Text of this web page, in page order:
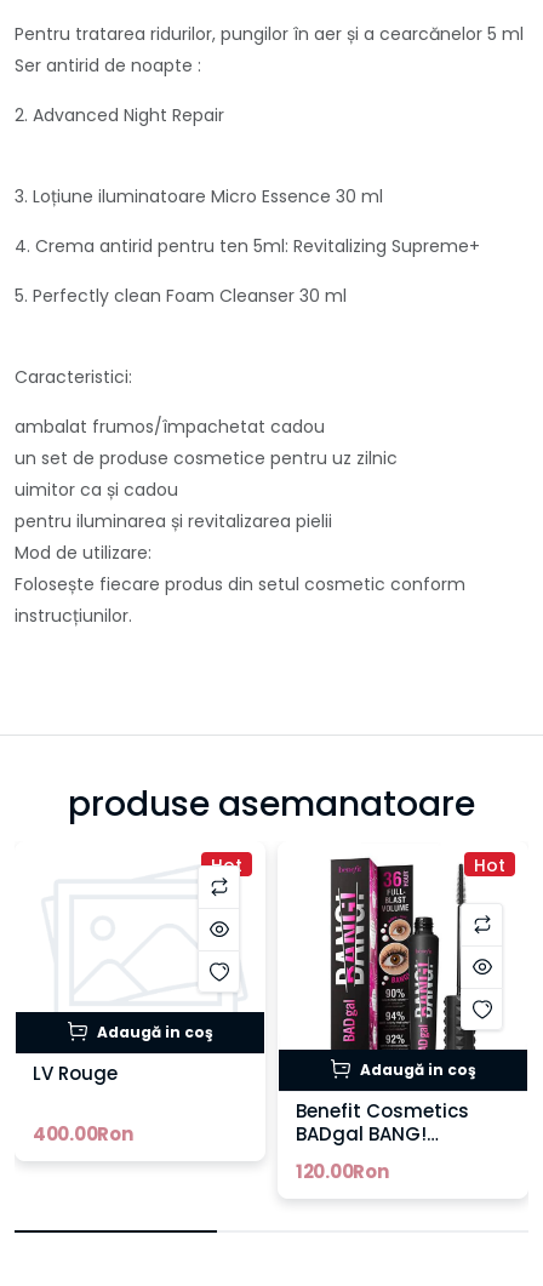
Pentru tratarea ridurilor, pungilor în aer și a cearcănelor 5 ml
Ser antirid de noapte :
2. Advanced Night Repair
3. Loțiune iluminatoare Micro Essence 30 ml
4. Crema antirid pentru ten 5ml: Revitalizing Supreme+
5. Perfectly clean Foam Cleanser 30 ml
Caracteristici:
ambalat frumos/împachetat cadou
un set de produse cosmetice pentru uz zilnic
uimitor ca și cadou
pentru iluminarea și revitalizarea pielii
Mod de utilizare:
Folosește fiecare produs din setul cosmetic conform
instrucțiunilor.
produse asemanatoare
Hot
Adaugă in coş
LV Rouge
400.00Ron
Hot
Adaugă in coş
Benefit Cosmetics
BADgal BANG!
120.00Ron